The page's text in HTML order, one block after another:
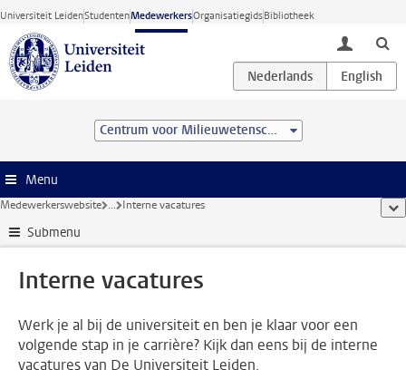
Ga direct naar de inhoud
Universiteit LeidenStudentenMedewerkersOrganisatiegidsBibliotheek
toggle
Centrum voor Milieuwetenschappen Leiden (CML)
Menu
Medewerkerswebsite ... Interne vacatures
Submenu
Interne vacatures
Werk je al bij de universiteit en ben je klaar voor een
volgende stap in je carrière? Kijk dan eens bij de interne
vacatures van De Universiteit Leiden.